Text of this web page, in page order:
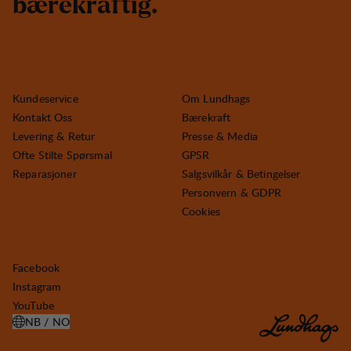
bærekraftig.
Kundeservice
Kontakt Oss
Levering & Retur
Ofte Stilte Spørsmal
Reparasjoner
Om Lundhags
Bærekraft
Presse & Media
GPSR
Salgsvilkår & Betingelser
Personvern & GDPR
Cookies
Facebook
Instagram
YouTube
NB / NO
ÅPNE VELG LAND